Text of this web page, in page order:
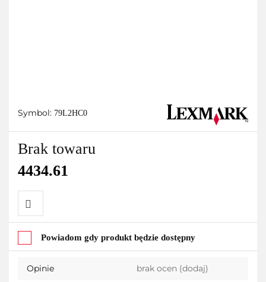
Symbol: 79L2HC0
Brak towaru
4434.61
Do
przechowalni
Powiadom gdy produkt będzie dostępny
Opinie brak ocen (dodaj)